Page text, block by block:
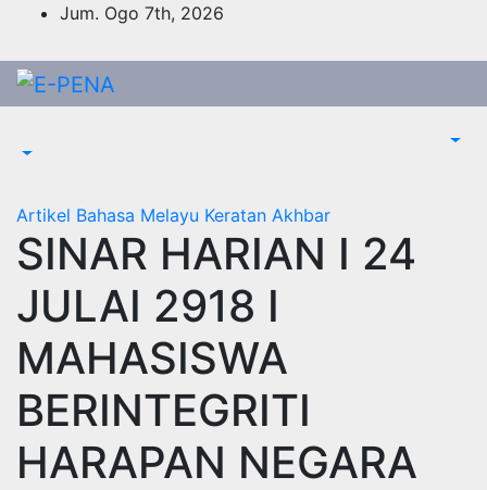
content
Jum. Ogo 7th, 2026
Artikel Bahasa Melayu Keratan Akhbar
SINAR HARIAN I 24
JULAI 2918 I
MAHASISWA
BERINTEGRITI
HARAPAN NEGARA